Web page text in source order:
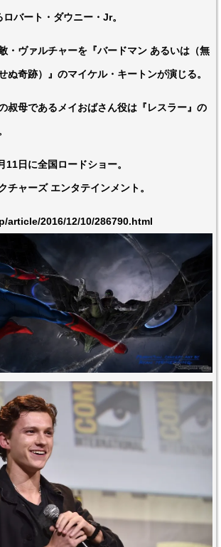
バート・ダウニー・Jr。
・ヴァルチャーを『バードマン あるいは（無
ぬ奇跡）』のマイケル・キートンが演じる。
叔母であるメイおばさん役は『レスラー』の
11日に全国ロードショー。
チャーズ エンタテインメント。
article/2016/12/10/286790.html